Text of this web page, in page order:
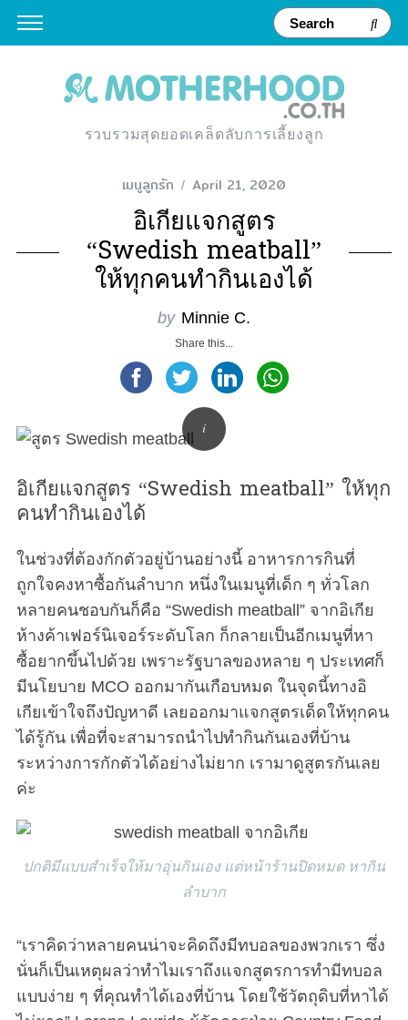
รวบรวมสุดยอดเคล็ดลับการเลี้ยงลูก
เมนูลูกรัก April 21, 2020
อิเกียแจกสูตร
“Swedish meatball”
ให้ทุกคนทำกินเองได้
by Minnie C.
Share this...
อิเกียแจกสูตร “Swedish meatball” ให้ทุก
คนทำกินเองได้
ในช่วงที่ต้องกักตัวอยู่บ้านอย่างนี้ อาหารการกินที่
ถูกใจคงหาซื้อกันลำบาก หนึ่งในเมนูที่เด็ก ๆ ทั่วโลก
หลายคนชอบกันก็คือ “Swedish meatball” จากอิเกีย
ห้างค้าเฟอร์นิเจอร์ระดับโลก ก็กลายเป็นอีกเมนูที่หา
ซื้อยากขึ้นไปด้วย เพราะรัฐบาลของหลาย ๆ ประเทศก็
มีนโยบาย MCO ออกมากันเกือบหมด ในจุดนี้ทางอิ
เกียเข้าใจถึงปัญหาดี เลยออกมาแจกสูตรเด็ดให้ทุกคน
ได้รู้กัน เพื่อที่จะสามารถนำไปทำกินกันเองที่บ้าน
ระหว่างการกักตัวได้อย่างไม่ยาก เรามาดูสูตรกันเลย
ค่ะ
ปกติมีแบบสำเร็จให้มาอุ่นกินเอง แต่หน้าร้านปิดหมด หากิน
ลำบาก
“เราคิดว่าหลายคนน่าจะคิดถึงมีทบอลของพวกเรา ซึ่ง
นั่นก็เป็นเหตุผลว่าทำไมเราถึงแจกสูตรการทำมีทบอล
แบบง่าย ๆ ที่คุณทำได้เองที่บ้าน โดยใช้วัตถุดิบที่หาได้